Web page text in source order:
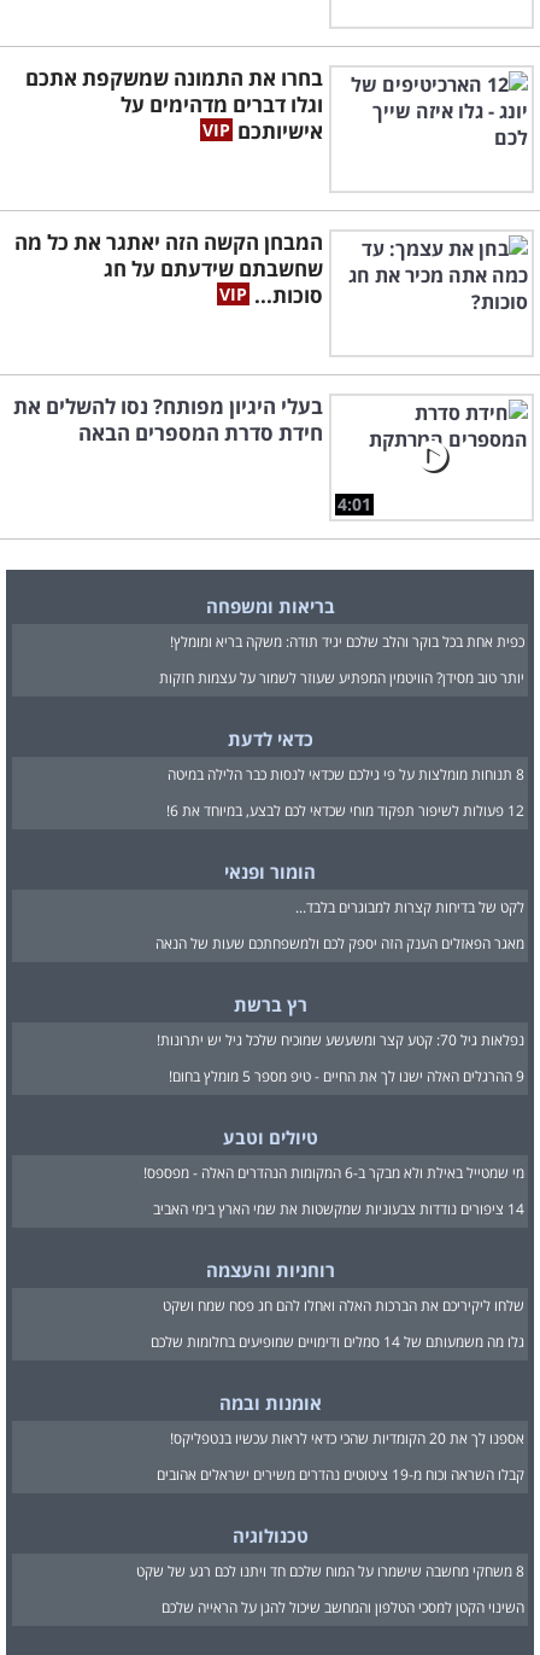
בחרו את התמונה שמשקפת אתכם
וגלו דברים מדהימים על
אישיותכם
המבחן הקשה הזה יאתגר את כל מה
שחשבתם שידעתם על חג
סוכות...
4:01
בעלי היגיון מפותח? נסו להשלים את
חידת סדרת המספרים הבאה
בריאות ומשפחה
כפית אחת בכל בוקר והלב שלכם יגיד תודה: משקה בריא ומומלץ!
יותר טוב מסידן? הוויטמין המפתיע שעוזר לשמור על עצמות חזקות
כדאי לדעת
8 תנוחות מומלצות על פי גילכם שכדאי לנסות כבר הלילה במיטה
12 פעולות לשיפור תפקוד מוחי שכדאי לכם לבצע, במיוחד את 6!
הומור ופנאי
לקט של בדיחות קצרות למבוגרים בלבד...
מאגר הפאזלים הענק הזה יספק לכם ולמשפחתכם שעות של הנאה
רץ ברשת
נפלאות גיל 70: קטע קצר ומשעשע שמוכיח שלכל גיל יש יתרונות!
9 ההרגלים האלה ישנו לך את החיים - טיפ מספר 5 מומלץ בחום!
טיולים וטבע
מי שמטייל באילת ולא מבקר ב-6 המקומות הנהדרים האלה - מפספס!
14 ציפורים נודדות צבעוניות שמקשטות את שמי הארץ בימי האביב
רוחניות והעצמה
שלחו ליקיריכם את הברכות האלה ואחלו להם חג פסח שמח ושקט
גלו מה משמעותם של 14 סמלים ודימויים שמופיעים בחלומות שלכם
אומנות ובמה
אספנו לך את 20 הקומדיות שהכי כדאי לראות עכשיו בנטפליקס!
קבלו השראה וכוח מ-19 ציטוטים נהדרים משירים ישראלים אהובים
טכנולוגיה
8 משחקי מחשבה שישמרו על המוח שלכם חד ויתנו לכם רגע של שקט
השינוי הקטן למסכי הטלפון והמחשב שיכול להגן על הראייה שלכם